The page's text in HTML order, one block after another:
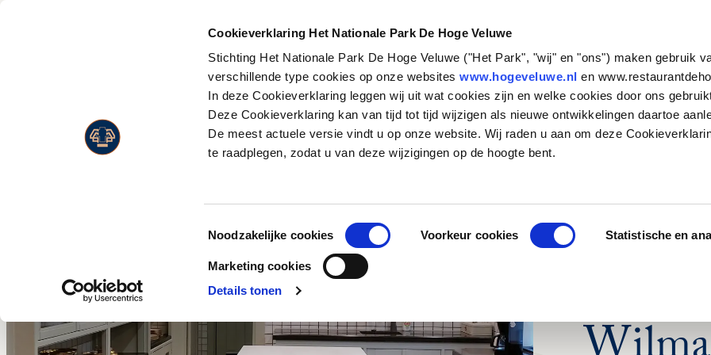
Cookieverklaring Het Nationale Park De Hoge Veluwe
Stichting Het Nationale Park De Hoge Veluwe ("Het Park", "wij" en "ons") maken gebruik
verschillende type cookies op onze websiteswww.hogeveluwe.nl en
In deze Cookieverklaring leggen wij uit wat cookies zijn en welke cookies door ons
Deze Cookieverklaring kan van tijd tot tijd wijzigen als nieuwe ontwikkelingen daartoe
De meest actuele versie vindt u op onze website. Wij raden u aan om deze
te raadplegen, zodat u van deze wijzigingen op de hoogte bent.
Noodzakelijke cookies Voorkeur cookies Statistische en
Marketing cookies
Details tonen
BEZOEK
Route & adres
Activiteiten
Museonder
Jachthuis Sint Hubertus
Kröller-Müller Museum
Fietsen
Paardrijden
Zakelijk bezoek
Families en andere
groepen
Touroperators
Basisschool
Voortgezet Onderwijs
MBO, HBO en WO
Speciaal onderwijs
CULTUUR
Flora
Fauna
Landschappen
Live Wildcam
Historische verhalen
Kunst & Architectuur
Jachthuis Sint Hubertus
Kröller-Müller Museum
Natuurbeheer
Onderzoeken in het Park
Updates
Particulieren
Bedrijven
Fondsen en stichtingen
Organisatie
Werken bij
Stage lopen in
Jouw urn in het
Contact
DE LAATSTE